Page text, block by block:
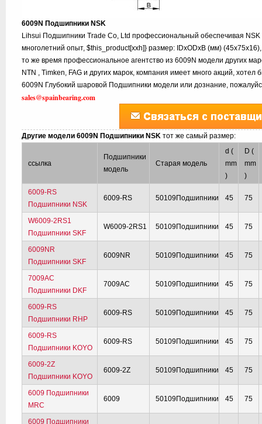
6009N Подшипники NSK
Lihsui Подшипники Trade Co, Ltd профессиональный обеспечивая
многолетний опыт, $this_product[xxh]} размер: IDxODxB (мм)
то же время профессиональное агентство из 6009N модели других
NTN , Timken, FAG и других марок, компания имеет много акций,
6009N Глубокий шаровой Подшипники модели или дознание,
sales@spainbearing.com
Другие модели 6009N Подшипники NSKтот же самый размер:
ссылка
Подшипники
модель
Старая модель
d (
mm
)
D (
mm
)
6009-RS
Подшипники NSK
6009-RS 50109Подшипники 45 75
W6009-2RS1
Подшипники SKF
W6009-2RS1 50109Подшипники 45 75
6009NR
Подшипники SKF
6009NR 50109Подшипники 45 75
7009AC
Подшипники DKF
7009AC 50109Подшипники 45 75
6009-RS
Подшипники RHP
6009-RS 50109Подшипники 45 75
6009-RS
Подшипники KOYO
6009-RS 50109Подшипники 45 75
6009-2Z
Подшипники KOYO
6009-2Z 50109Подшипники 45 75
6009 Подшипники
MRC
6009 50109Подшипники 45 75
6009 Подшипники